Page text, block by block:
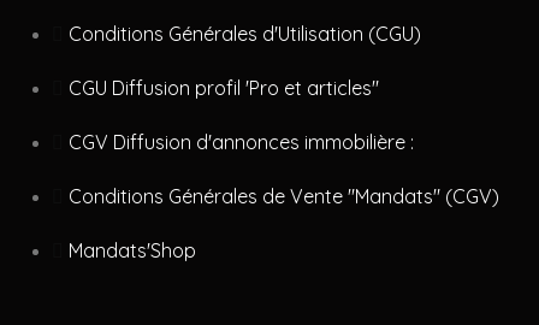
Conditions Générales d'Utilisation (CGU)
CGU Diffusion profil 'Pro et articles"
CGV Diffusion d'annonces immobilière :
Conditions Générales de Vente "Mandats" (CGV)
Mandats'Shop